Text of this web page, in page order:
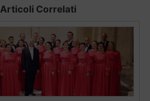
Articoli Correlati